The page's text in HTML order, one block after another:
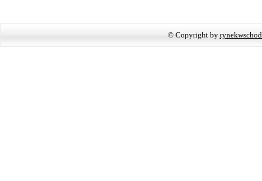
© Copyright by